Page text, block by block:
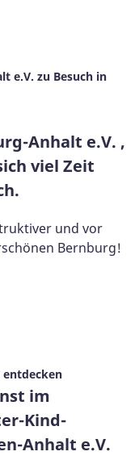
e.V. zu Besuch in
Anhalt e.V. ,
viel Zeit
und vor
Bernburg!
im
Kind-
Anhalt e.V.